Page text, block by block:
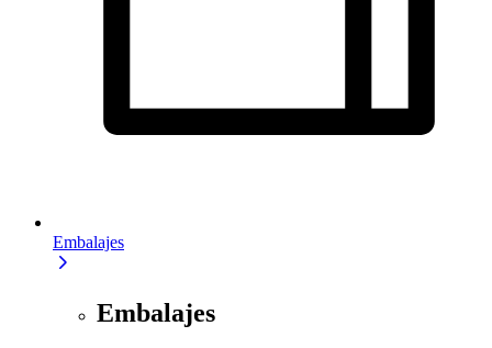
Embalajes
Embalajes